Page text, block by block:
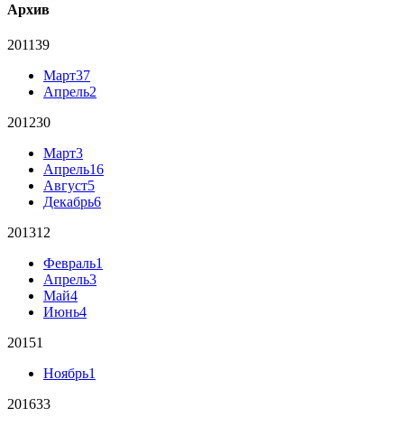
Архив
201139
Март37
Апрель2
201230
Март3
Апрель16
Август5
Декабрь6
201312
Февраль1
Апрель3
Май4
Июнь4
20151
Ноябрь1
201633